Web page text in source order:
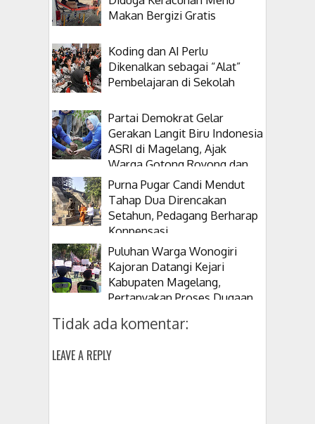
Makan Bergizi Gratis
Koding dan AI Perlu
Dikenalkan sebagai “Alat”
Pembelajaran di Sekolah
Partai Demokrat Gelar
Gerakan Langit Biru Indonesia
ASRI di Magelang, Ajak
Warga Gotong Royong dan
Tanam Pohon
Purna Pugar Candi Mendut
Tahap Dua Direncakan
Setahun, Pedagang Berharap
Konpensasi
Puluhan Warga Wonogiri
Kajoran Datangi Kejari
Kabupaten Magelang,
Pertanyakan Proses Dugaan
Tidak ada komentar:
LEAVE A REPLY